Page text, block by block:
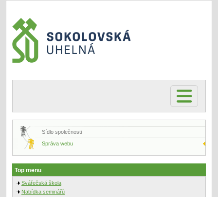
Sídlo společnosti
Správa webu
Top menu
Svářečská škola
Nabídka seminářů